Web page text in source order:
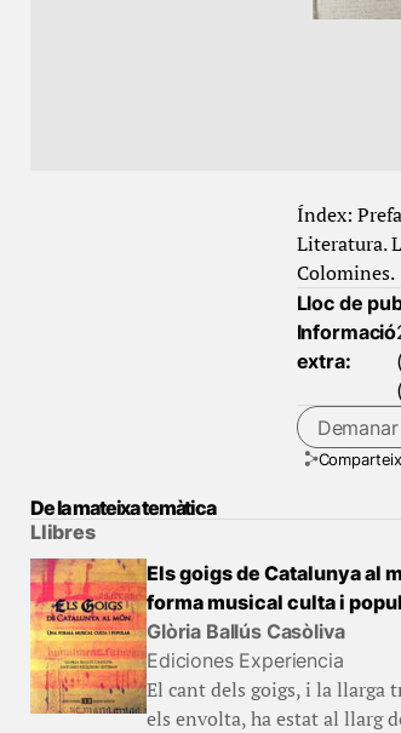
Índex:
Literatura.
Colomines.
Lloc de
Informació
extra:
Comparteix
De la mateixa temàtica
Llibres
Els goigs de Catalunya al
forma musical culta i
Glòria Ballús Casòliva
Ediciones Experiencia
El cant dels goigs, i la llarga
els envolta, ha estat al llarg